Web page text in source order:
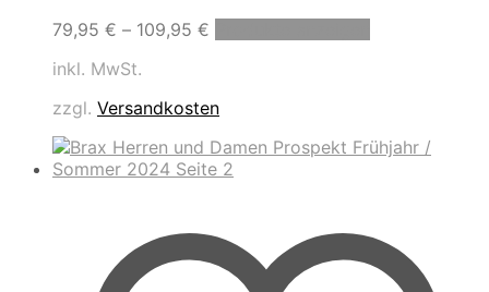
79,95 € – 109,95 €
inkl. MwSt.
zzgl. Versandkosten